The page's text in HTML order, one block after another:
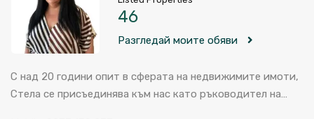
46
Разгледай моите обяви
С над 20 години опит в сферата на недвижимите имоти,
Стела се присъединява към нас като ръководител на…